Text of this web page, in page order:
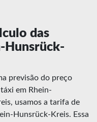
das
Hunsrück-
previsão do preço
em Rhein-
usamos a tarifa de
Hunsrück-Kreis. Essa